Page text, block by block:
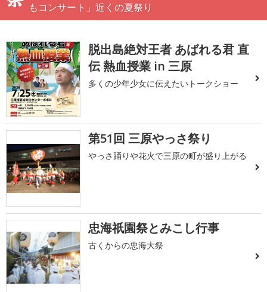
もコンサート」近くの夏祭り
脱出島絶対王者 あばれる君 直
伝 熱血授業 in 三原
多くの少年少女に伝えたいトークショー
第51回 三原やっさ祭り
やっさ踊りや花火で三原の町が盛り上がる
忠海祇園祭とみこし行事
古くからの忠海大祭